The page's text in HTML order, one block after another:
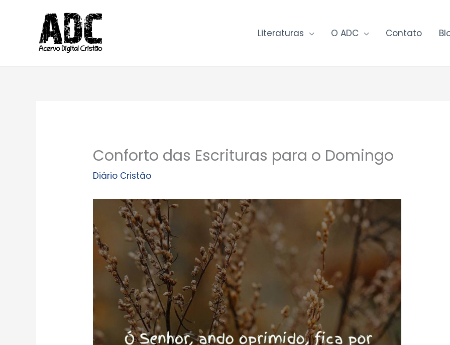
conteúdo
Literaturas O ADC Contato
Conforto das Escrituras para o Domingo
Diário Cristão